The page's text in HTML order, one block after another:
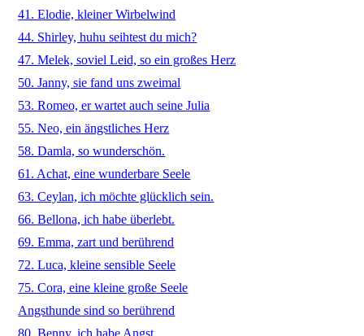
41. Elodie, kleiner Wirbelwind
44. Shirley, huhu seihtest du mich?
47. Melek, soviel Leid, so ein großes Herz
50. Janny, sie fand uns zweimal
53. Romeo, er wartet auch seine Julia
55. Neo, ein ängstliches Herz
58. Damla, so wunderschön.
61. Achat, eine wunderbare Seele
63. Ceylan, ich möchte glücklich sein.
66. Bellona, ich habe überlebt.
69. Emma, zart und berührend
72. Luca, kleine sensible Seele
75. Cora, eine kleine große Seele
Angsthunde sind so berührend
80. Benny, ich habe Angst